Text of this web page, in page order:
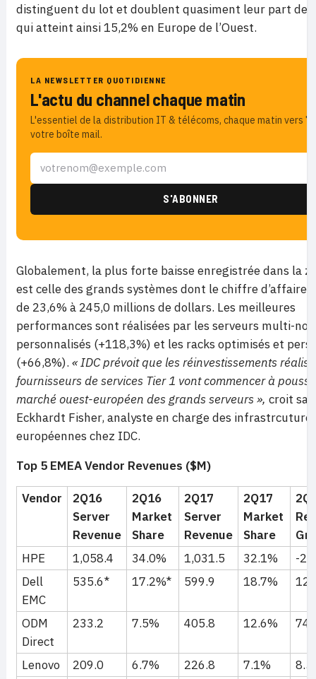
distinguent du lot et doublent quasiment leur part de
qui atteint ainsi 15,2% en Europe de l’Ouest.
LA NEWSLETTER QUOTIDIENNE
L'actu du channel chaque matin
L'essentiel de la distribution IT & télécoms, chaque matin vers
votre boîte mail.
Globalement, la plus forte baisse enregistrée dans la
est celle des grands systèmes dont le chiffre d’affaires
de 23,6% à 245,0 millions de dollars. Les meilleures
performances sont réalisées par les serveurs multi-
personnalisés (+118,3%) et les racks optimisés et
(+66,8%). « IDC prévoit que les réinvestissements
fournisseurs de services Tier 1 vont commencer à
marché ouest-européen des grands serveurs », croit
Eckhardt Fisher, analyste en charge des
européennes chez IDC.
Top 5 EMEA Vendor Revenues ($M)
Vendor
2Q16
Server
Revenue
2Q16
Market
Share
2Q17
Server
Revenue
2Q17
Market
Share
HPE
1,058.4 34.0% 1,031.5 32.1%
-
Dell
EMC
535.6* 17.2%* 599.9 18.7%
ODM
Direct
233.2 7.5% 405.8 12.6%
Lenovo 209.0 6.7% 226.8 7.1%